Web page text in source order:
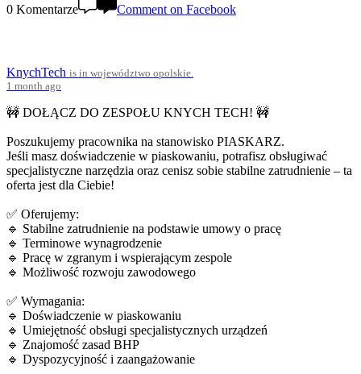
0 Komentarze Comment on Facebook
KnychTech is in województwo opolskie.
1 month ago
🚧 DOŁĄCZ DO ZESPOŁU KNYCH TECH! 🚧
Poszukujemy pracownika na stanowisko PIASKARZ.
Jeśli masz doświadczenie w piaskowaniu, potrafisz obsługiwać
specjalistyczne narzędzia oraz cenisz sobie stabilne zatrudnienie – ta
oferta jest dla Ciebie!
✅ Oferujemy:
🔹 Stabilne zatrudnienie na podstawie umowy o pracę
🔹 Terminowe wynagrodzenie
🔹 Pracę w zgranym i wspierającym zespole
🔹 Możliwość rozwoju zawodowego
✅ Wymagania:
🔹 Doświadczenie w piaskowaniu
🔹 Umiejętność obsługi specjalistycznych urządzeń
🔹 Znajomość zasad BHP
🔹 Dyspozycyjność i zaangażowanie